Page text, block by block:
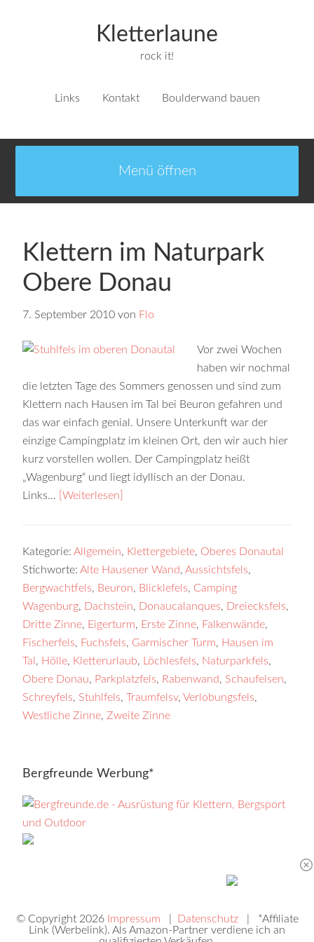
Kletterlaune
rock it!
Links Kontakt Boulderwand bauen
Klettern im Naturpark
Obere Donau
7. September 2010 von Flo
Vor zwei Wochen
haben wir nochmal
die letzten Tage des Sommers genossen und sind zum
Klettern nach Hausen im Tal bei Beuron gefahren und
das war einfach genial. Unsere Unterkunft war der
einzige Campingplatz im kleinen Ort, den wir auch hier
kurz vorstellen wollen. Der Campingplatz heißt
„Wagenburg“ und liegt idyllisch an der Donau.
Links…
[Weiterlesen]
Kategorie:Allgemein, Klettergebiete, Oberes Donautal
Stichworte:Alte Hausener Wand,Aussichtsfels,
Bergwachtfels, Beuron, Blicklefels, Camping
Wagenburg, Dachstein, Donaucalanques, Dreiecksfels,
Dritte Zinne, Eigerturm, Erste Zinne, Falkenwände,
Fischerfels, Fuchsfels, Garmischer Turm, Hausen im
Tal , Hölle, Kletterurlaub, Löchlesfels, Naturparkfels,
Obere Donau, Parkplatzfels, Rabenwand, Schaufelsen,
Schreyfels, Stuhlfels,Traumfelsv,Verlobungsfels,
Westliche Zinne,Zweite Zinne
Bergfreunde Werbung*
© Copyright 2026 Impressum Datenschutz| *Affiliate
Link (Werbelink). Als Amazon-Partner verdiene ich an